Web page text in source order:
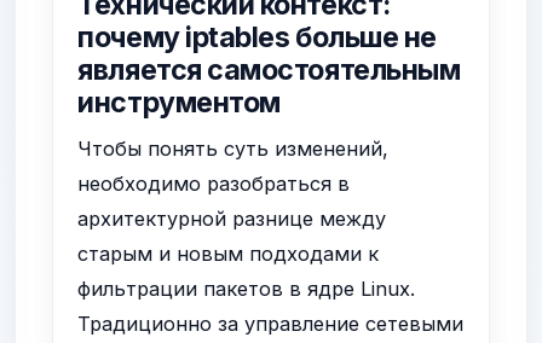
почему iptables больше не
является самостоятельным
инструментом
Чтобы понять суть изменений,
необходимо разобраться в
архитектурной разнице между
старым и новым подходами к
фильтрации пакетов в ядре Linux.
Традиционно за управление сетевыми